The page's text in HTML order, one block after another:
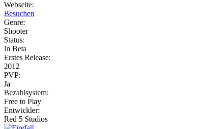
Webseite:
Besuchen
Genre:
Shooter
Status:
In Beta
Erstes Release:
2012
PVP:
Ja
Bezahlsystem:
Free to Play
Entwickler:
Red 5 Studios